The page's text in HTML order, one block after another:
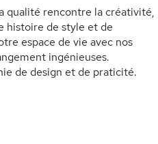
qualité rencontre la créativité,
histoire de style et de
espace de vie avec nos
ingénieuses.
de design et de praticité.